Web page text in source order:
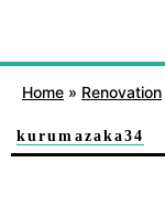
Home » Renovation
kurumazaka34